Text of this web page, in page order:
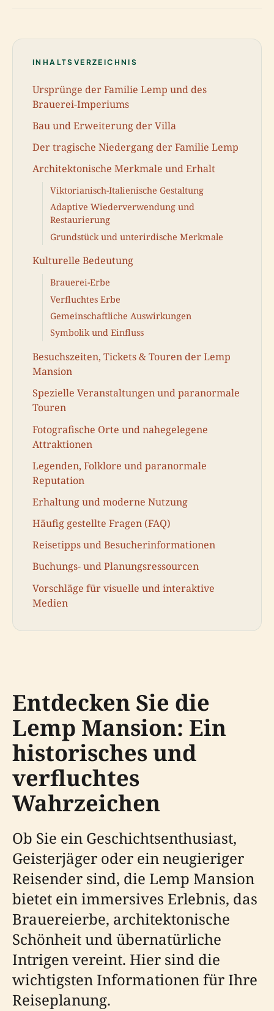
INHALTSVERZEICHNIS
Ursprünge der Familie Lemp und des
Brauerei-Imperiums
Bau und Erweiterung der Villa
Der tragische Niedergang der Familie Lemp
Architektonische Merkmale und Erhalt
Viktorianisch-Italienische Gestaltung
Adaptive Wiederverwendung und
Restaurierung
Grundstück und unterirdische Merkmale
Kulturelle Bedeutung
Brauerei-Erbe
Verfluchtes Erbe
Gemeinschaftliche Auswirkungen
Symbolik und Einfluss
Besuchszeiten, Tickets & Touren der Lemp
Mansion
Spezielle Veranstaltungen und paranormale
Touren
Fotografische Orte und nahegelegene
Attraktionen
Legenden, Folklore und paranormale
Reputation
Erhaltung und moderne Nutzung
Häufig gestellte Fragen (FAQ)
Reisetipps und Besucherinformationen
Buchungs- und Planungsressourcen
Vorschläge für visuelle und interaktive
Medien
Entdecken Sie die
Lemp Mansion: Ein
historisches und
verfluchtes
Wahrzeichen
Ob Sie ein Geschichtsenthusiast,
Geisterjäger oder ein neugieriger
Reisender sind, die Lemp Mansion
bietet ein immersives Erlebnis, das
Brauereierbe, architektonische
Schönheit und übernatürliche
Intrigen vereint. Hier sind die
wichtigsten Informationen für Ihre
Reiseplanung.